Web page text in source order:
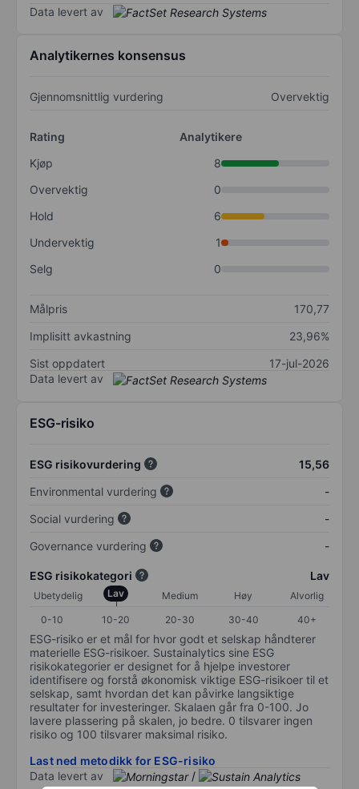
Data levert av
Analytikernes konsensus
Gjennomsnittlig vurdering Overvektig
Rating
Analytikere
Kjøp
8
Overvektig
0
Hold
6
Undervektig
1
Selg
0
Målpris
170,77
Implisitt avkastning
23,96%
Sist oppdatert
17-jul-2026
Data levert av
ESG-risiko
ESG risikovurdering
15,56
Environmental vurdering
-
Social vurdering
-
Governance vurdering
-
ESG risikokategori Lav
Ubetydelig Lav Medium Høy
Alvorlig
0-10
10-20 20-30 30-40 40+
ESG-risiko er et mål for hvor godt et selskap håndterer
materielle ESG-risikoer. Sustainalytics sine ESG
risikokategorier er designet for å hjelpe investorer
identifisere og forstå økonomisk viktige ESG-risikoer til et
selskap, samt hvordan det kan påvirke langsiktige
resultater for investeringer. Skalaen går fra 0-100. Jo
lavere plassering på skalen, jo bedre. 0 tilsvarer ingen
risiko og 100 tilsvarer maksimal risiko.
Last ned metodikk for ESG-risiko
Data levert av
/